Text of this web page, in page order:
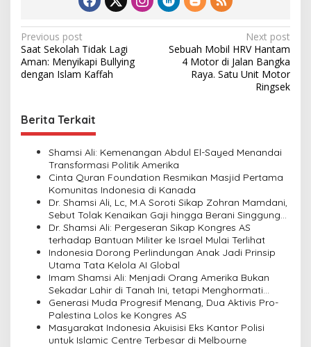
P
o
s
n
a
Previous post
Saat Sekolah Tidak Lagi
Aman: Menyikapi Bullying
dengan Islam Kaffah
Next post
Sebuah Mobil HRV Hantam
4 Motor di Jalan Bangka
Raya. Satu Unit Motor
Ringsek
Berita Terkait
Shamsi Ali: Kemenangan Abdul El-Sayed Menandai
Transformasi Politik Amerika
Cinta Quran Foundation Resmikan Masjid Pertama
Komunitas Indonesia di Kanada
Dr. Shamsi Ali, Lc, M.A Soroti Sikap Zohran Mamdani,
Sebut Tolak Kenaikan Gaji hingga Berani Singgung
Netanyahu
Dr. Shamsi Ali: Pergeseran Sikap Kongres AS
terhadap Bantuan Militer ke Israel Mulai Terlihat
Indonesia Dorong Perlindungan Anak Jadi Prinsip
Utama Tata Kelola AI Global
Imam Shamsi Ali: Menjadi Orang Amerika Bukan
Sekadar Lahir di Tanah Ini, tetapi Menghormati
Perbedaan
Generasi Muda Progresif Menang, Dua Aktivis Pro-
Palestina Lolos ke Kongres AS
Masyarakat Indonesia Akuisisi Eks Kantor Polisi
untuk Islamic Centre Terbesar di Melbourne